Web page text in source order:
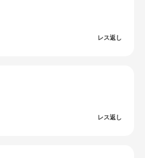
レス返し
レス返し